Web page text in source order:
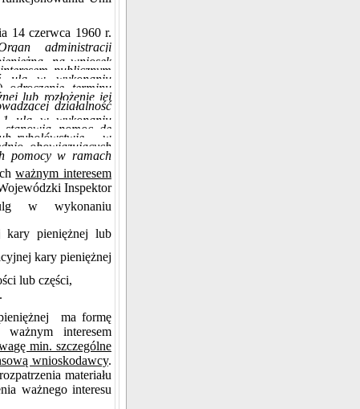
14 czerwca 1960 r.
administracji
na wniosek
publicznym
ulg w wykonaniu
terminu
lub rozłożenie jej
działalność
1 ulg w wykonaniu
pomoc de
rybołówstwie – w
obowiązujących
pomocy w ramach
ważnym interesem
Inspektor
w wykonaniu
kary pieniężnej lub
kary pieniężnej
lub części,
ma formę
interesem
min. szczególne
wnioskodawcy.
materiału
ważnego interesu